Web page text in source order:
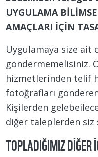
UYGULAMA
AMAÇLARI İÇİN
Uygulamaya size ait
göndermemelisiniz.
hizmetlerinden telif
fotoğrafları
Kişilerden
diğer taleplerden siz
TOPLADIĞIMIZ DIĞER